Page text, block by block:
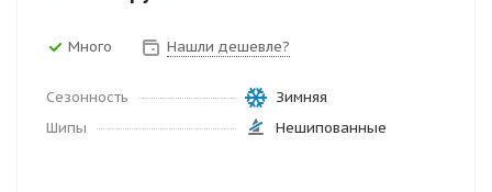
Много Нашли дешевле?
Сезонность
Зимняя
Шипы
Нешипованные